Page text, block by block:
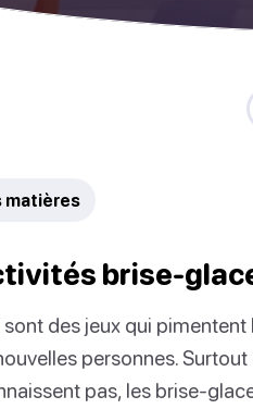
matières
brise-
des jeux qui pimentent
personnes.
pas, les brise-